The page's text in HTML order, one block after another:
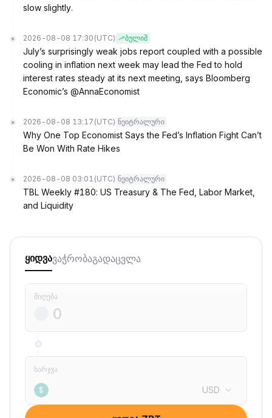
slow slightly.
2026-08-08 17:30 (UTC) ბულიშ
July’s surprisingly weak jobs report coupled with a possible
cooling in inflation next week may lead the Fed to hold
interest rates steady at its next meeting, says Bloomberg
Economic’s @AnnaEconomist
2026-08-08 13:17 (UTC) ნეიტრალური
Why One Top Economist Says the Fed’s Inflation Fight Can’t
Be Won With Rate Hikes
2026-08-08 03:01 (UTC) ნეიტრალური
TBL Weekly #180: US Treasury & The Fed, Labor Market,
and Liquidity
ყიდვავაჭრობაგადაცვლა
მიღება
ხარჯვა
$ USD